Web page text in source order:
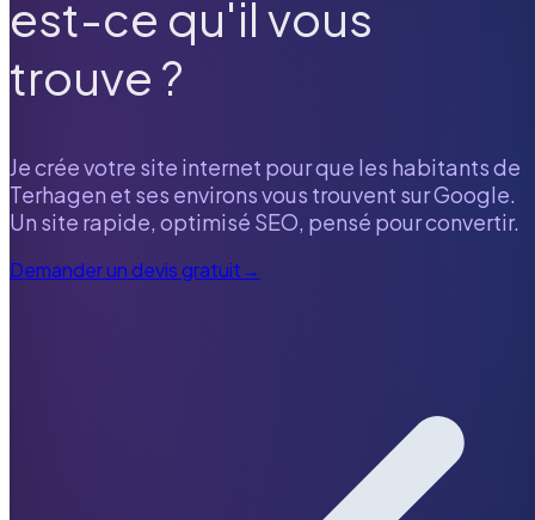
est-ce qu'il vous
trouve ?
Je crée votre site internet pour que les habitants de
Terhagen et ses environs vous trouvent sur Google.
Un site rapide, optimisé SEO, pensé pour convertir.
Demander un devis gratuit→